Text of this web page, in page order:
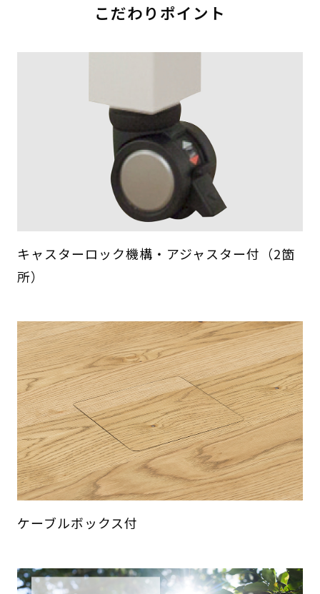
こだわりポイント
キャスターロック機構・アジャスター付（2箇
所）
ケーブルボックス付